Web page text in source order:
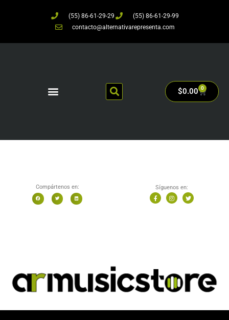
(55) 86-61-29-29
(55) 86-61-29-99
contacto@alternativarepresenta.com
$0.00 0
Compártenos en: Síguenos en: